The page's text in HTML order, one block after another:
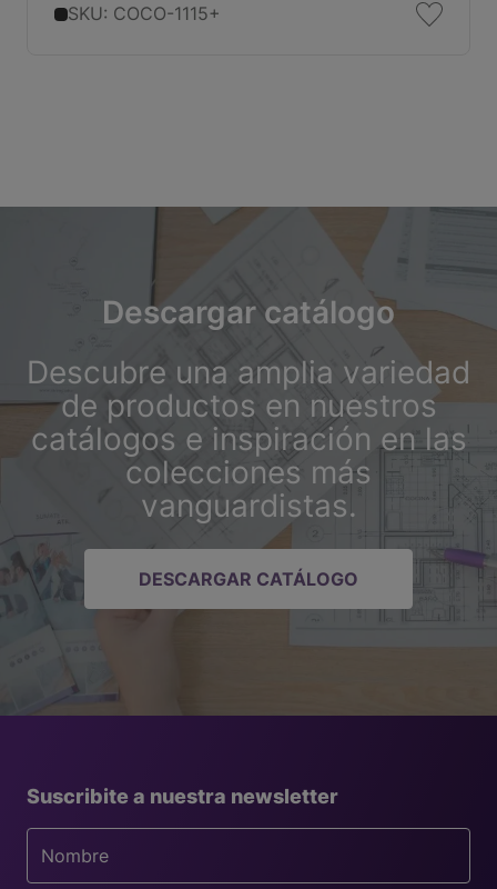
SKU: COCO-1115+
Descargar catálogo
Descubre una amplia variedad
de productos en nuestros
catálogos e inspiración en las
colecciones más
vanguardistas.
DESCARGAR CATÁLOGO
Suscribite a nuestra newsletter